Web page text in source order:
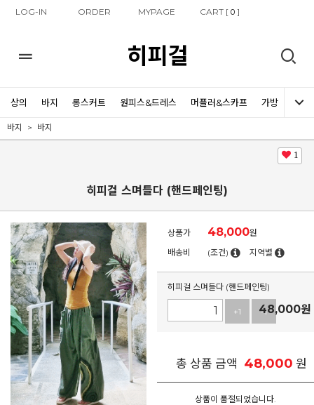
LOG-IN ORDER MYPAGE CART [0 ]
히피걸
상의 바지 롱스커트 원피스&드레스 머플러&스카프 가방 신발
바지 바지
1
히피걸 스며들다 (핸드페인팅)
상품가 48,000원
배송비
(조건) 지역별
히피걸 스며들다 (핸드페인팅)
+1 -1
48,000원
총 상품 금액 48,000 원
상품이 품절되었습니다.